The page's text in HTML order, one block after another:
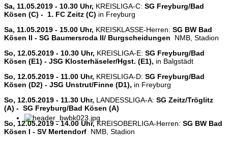
Sa, 11.05.2019 - 10.30 Uhr, KREISLIGA-C: SG Freyburg/Bad
Kösen (C) - 1. FC Zeitz (C) in Freyburg
Sa, 11.05.2019 - 15.00 Uhr, KREISKLASSE-Herren: SG BW Bad
Kösen II - SG Baumersroda II/ Burgscheidungen NMB, Stadion
So, 12.05.2019 - 10.30 Uhr, KREISLIGA-E: SG Freyburg/Bad
Kösen (E1) - JSG Klosterhäseler/Hgst. (E1), in Balgstädt
So, 12.05.2019 - 11.00 Uhr, KREISLIGA-D: SG Freyburg/Bad
Kösen (D2) - JSG Unstrut/Finne (D1), in Freyburg
So, 12.05.2019 - 11.30 Uhr, LANDESSLIGA-A: SG Zeitz/Tröglitz
(A) - SG Freyburg/Bad Kösen (A)
So, 12.05.2019 - 14.00 Uhr, KREISOBERLIGA-Herren: SG BW Bad
Kösen I - SV Mertendorf NMB, Stadion